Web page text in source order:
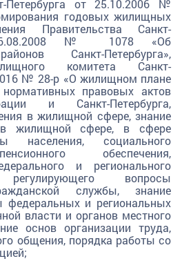
Петербурга от 25.10.2006 №
годовых жилищных
Правительства Санкт-
№ 1078 «Об
Санкт-Петербурга»,
комитета Санкт-
№ 28-р «О жилищном плане
правовых актов
и Санкт-Петербурга,
в жилищной сфере, знание
в жилищной сфере, в сфере
населения, социального
обеспечения,
и регионального
регулирующего вопросы
службы, знание
федеральных и региональных
власти и органов местного
основ организации труда,
общения, порядка работы со